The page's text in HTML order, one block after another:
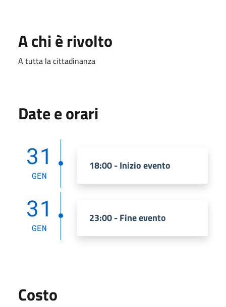
A chi è rivolto
A tutta la cittadinanza
Date e orari
31
GEN
18:00 - Inizio evento
31
GEN
23:00 - Fine evento
Costo